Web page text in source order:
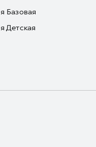
Базовая
Детская